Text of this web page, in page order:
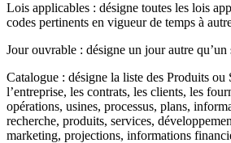
Lois applicables : désigne toutes les lois
codes pertinents en vigueur de temps à
Jour ouvrable : désigne un jour autre
Catalogue : désigne la liste des Produits
l’entreprise, les contrats, les clients, les
opérations, usines, processus, plans,
recherche, produits, services,
marketing, projections, informations